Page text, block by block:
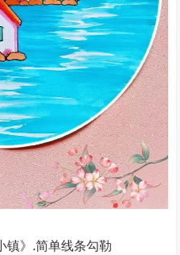
镇》.简单线条勾勒